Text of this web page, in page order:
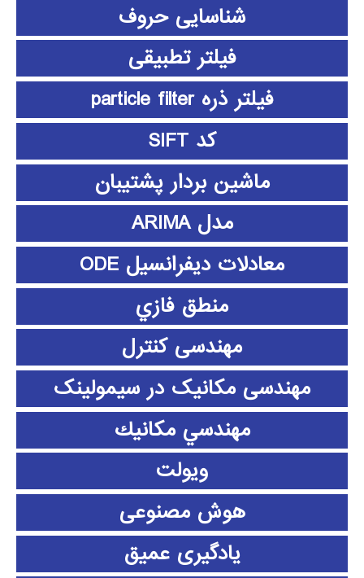
شناسایی حروف
فیلتر تطبیقی
فیلتر ذره particle filter
کد SIFT
ماشین بردار پشتیبان
مدل ARIMA
معادلات دیفرانسیل ODE
منطق فازي
مهندسی کنترل
مهندسی مکانیک در سیمولینک
مهندسي مكانيك
ویولت
هوش مصنوعی
یادگیری عمیق